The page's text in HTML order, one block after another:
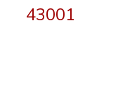
43001